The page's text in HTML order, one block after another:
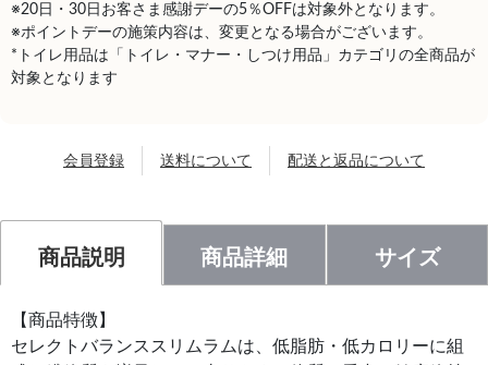
※20日・30日お客さま感謝デーの5％OFFは対象外となります。
※ポイントデーの施策内容は、変更となる場合がございます。
*トイレ用品は「トイレ・マナー・しつけ用品」カテゴリの全商品が
対象となります
会員登録 送料について 配送と返品について
商品説明 商品詳細 サイズ
【商品特徴】
セレクトバランススリムラムは、低脂肪・低カロリーに組